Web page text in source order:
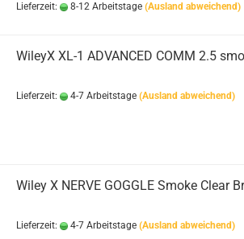
Lieferzeit: 8-12 Arbeitstage (Ausland abweichend)
WileyX XL-1 ADVANCED COMM 2.5
Lieferzeit: 4-7 Arbeitstage (Ausland abweichend)
Wiley X NERVE GOGGLE Smoke Clear
Lieferzeit: 4-7 Arbeitstage (Ausland abweichend)